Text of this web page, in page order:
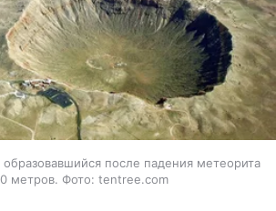
образовавшийся после падения метеорита
метров. Фото: tentree.com